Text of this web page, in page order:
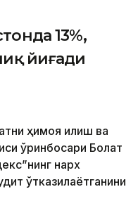
13%,
йиғади
ҳимоя қилиш ва
ўринбосари Болат
нарх
ўтказилаётганини